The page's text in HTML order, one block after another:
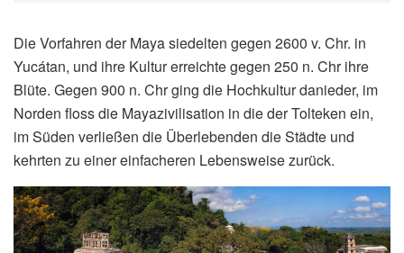
Die Vorfahren der Maya siedelten gegen 2600 v. Chr. in
Yucátan, und ihre Kultur erreichte gegen 250 n. Chr ihre
Blüte. Gegen 900 n. Chr ging die Hochkultur danieder, im
Norden floss die Mayazivilisation in die der Tolteken ein,
im Süden verließen die Überlebenden die Städte und
kehrten zu einer einfacheren Lebensweise zurück.